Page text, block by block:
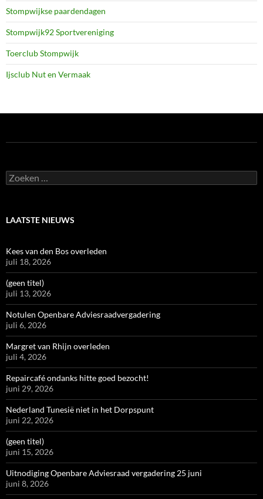
Stompwijkse paardendagen
Stompwijk92 Sportvereniging
Toerclub Stompwijk
Ijsclub Nut en Vermaak
Zoeken
naar:
LAATSTE NIEUWS
Kees van den Bos overleden
juli 18, 2026
(geen titel)
juli 13, 2026
Notulen Openbare Adviesraadvergadering
juli 6, 2026
Margret van Rhijn overleden
juli 4, 2026
Repaircafé ondanks hitte goed bezocht!
juni 29, 2026
Nederland Tunesië niet in het Dorpspunt
juni 22, 2026
(geen titel)
juni 15, 2026
Uitnodiging Openbare Adviesraad vergadering 25 juni
juni 8, 2026